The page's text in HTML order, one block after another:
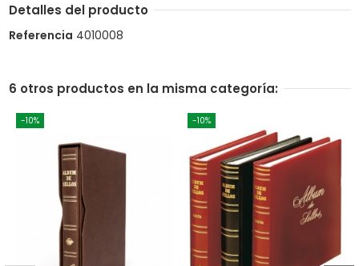
Detalles del producto
Referencia 4010008
6 otros productos en la misma categoría:
-10% -10%